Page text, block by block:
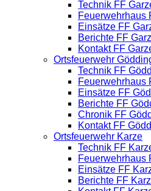
Technik FF
Feuerwehrhaus
Einsätze FF
Berichte FF
Kontakt FF
Ortsfeuerwehr
Technik FF
Feuerwehrhaus
Einsätze FF
Berichte FF
Chronik FF
Kontakt FF
Ortsfeuerwehr Karze
Technik FF
Feuerwehrhaus
Einsätze FF
Berichte FF